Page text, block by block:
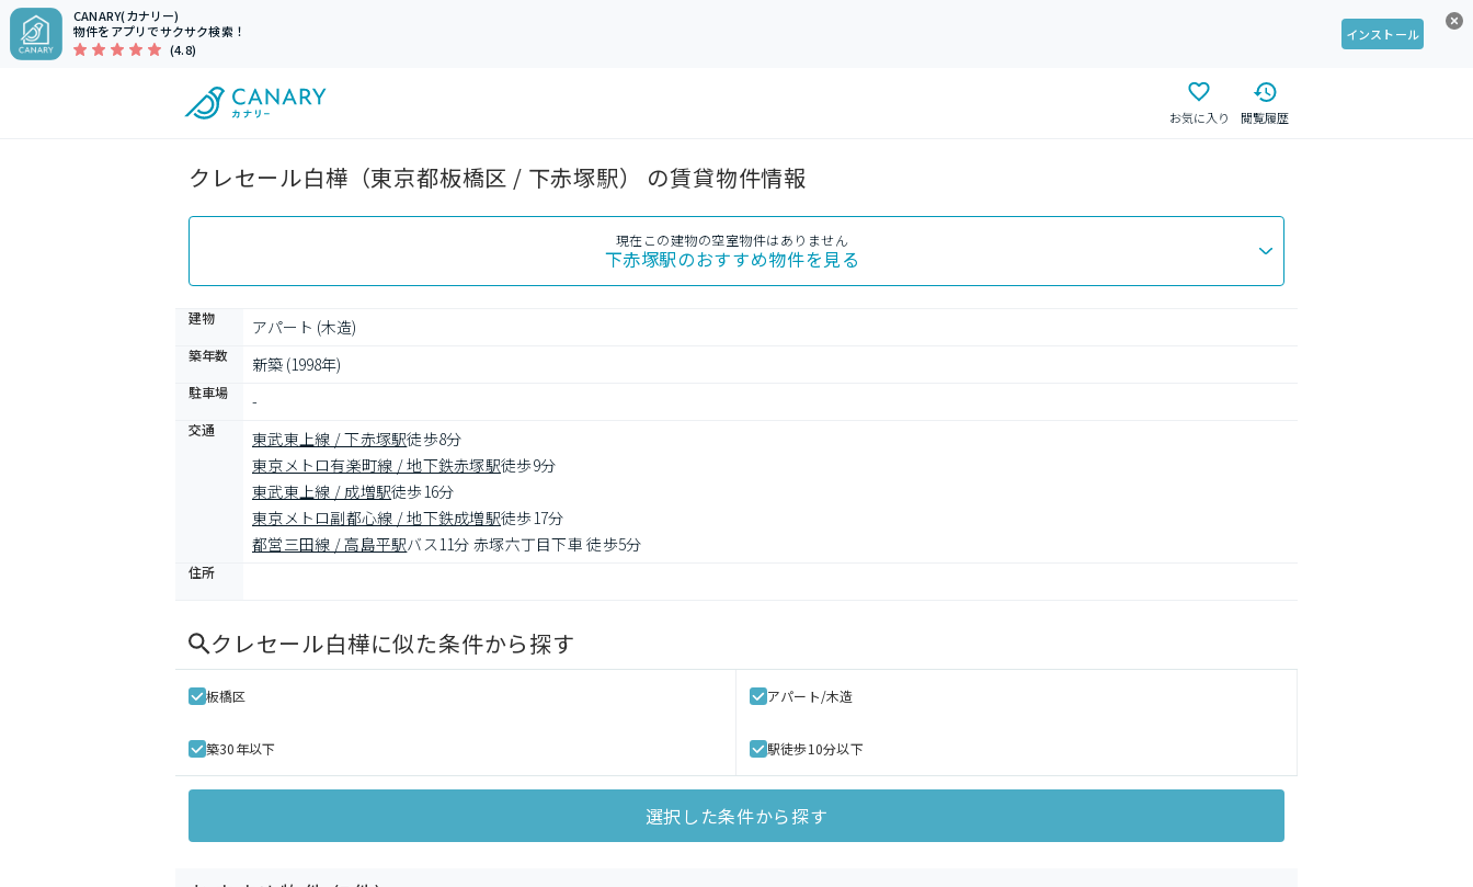
CANARY(カナリー)
物件をアプリでサクサク検索！
(4.8)
インストール
お気に入り 閲覧履歴
クレセール白樺（東京都板橋区 / 下赤塚駅） の賃貸物件情報
現在この建物の空室物件はありません
下赤塚駅のおすすめ物件を見る
建物 アパート (木造)
築年数 新築 (1998年)
駐車場 -
交通 東武東上線 / 下赤塚駅徒歩8分
東京メトロ有楽町線 / 地下鉄赤塚駅徒歩9分
東武東上線 / 成増駅徒歩16分
東京メトロ副都心線 / 地下鉄成増駅徒歩17分
都営三田線 / 高島平駅バス11分 赤塚六丁目下車 徒歩5分
住所
クレセール白樺に似た条件から探す
板橋区 アパート/木造
築30年以下 駅徒歩10分以下
選択した条件から探す